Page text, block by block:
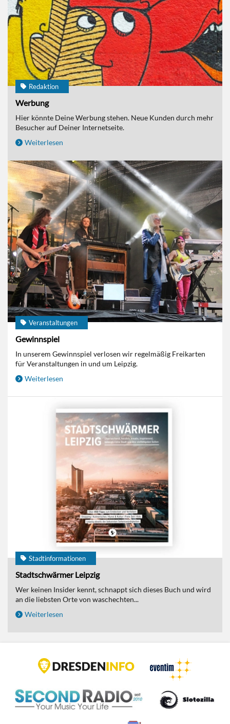
Redaktion
Werbung
Hier könnte Deine Werbung stehen. Neue Kunden durch mehr
Besucher auf Deiner Internetseite.
Weiterlesen
Veranstaltungen
Gewinnspiel
In unserem Gewinnspiel verlosen wir regelmäßig Freikarten
für Veranstaltungen in und um Leipzig.
Weiterlesen
Stadtinformationen
Stadtschwärmer Leipzig
Wer keinen Insider kennt, schnappt sich dieses Buch und wird
an die liebsten Orte von waschechten...
Weiterlesen